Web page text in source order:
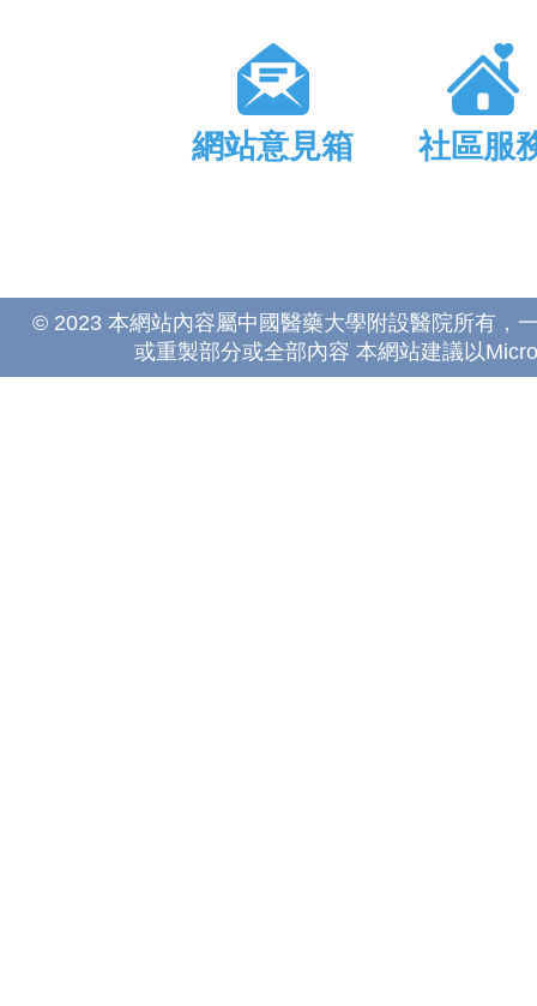
網站意見箱 社區服
© 2023 本網站內容屬中國醫藥大學附設醫院所有，
或重製部分或全部內容 本網站建議以